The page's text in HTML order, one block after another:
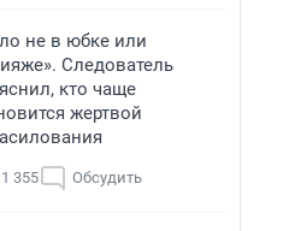
не в юбке или
Следователь
кто чаще
жертвой
1 355 Обсудить